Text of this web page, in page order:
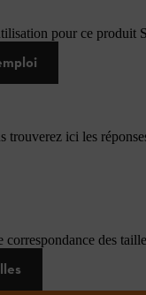
pour ce produit
trouverez ici les
correspondance des